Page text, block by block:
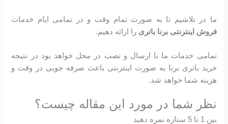
ما در تلاشیم تا به صورت تمام وقت و در تمامی ایام خدمات
فروش اینترنتی برنا باتری را ارائه دهیم.
تمامی خدمات ما با ارسال و نصب در محل خواهد بود در نتیجه
خرید باتری برنا به صورت اینترنتی باعث صرفه جویی در وقت و
هزینه شما خواهد شد.
نظر شما در مورد این مقاله چیست؟
بین 1 تا 5 ستاره نمره دهید